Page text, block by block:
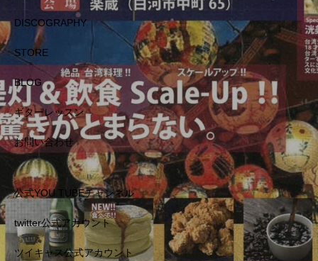
DISCOGRAPHY
STORE
BLOG
ギターレッスン
お問い合わせ
公式YOU TUBEチャンネル
twitter公式アカウント
ツイキャス公式アカウント